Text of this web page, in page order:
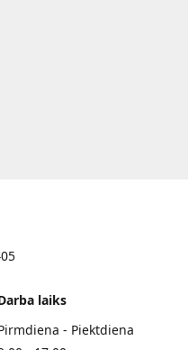
laiks
- Piektdiena